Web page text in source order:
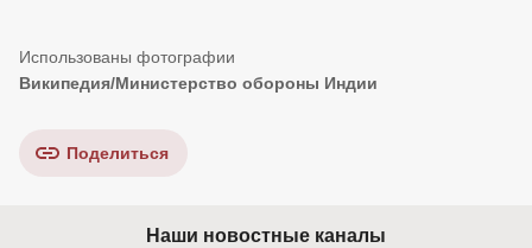
Википедия/Министерство обороны Индии
Поделиться
Наши новостные каналы